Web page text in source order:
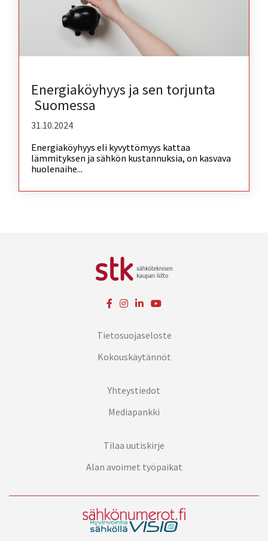
Energiaköyhyys ja sen torjunta
Suomessa
31.10.2024
Energiaköyhyys eli kyvyttömyys kattaa
lämmityksen ja sähkön kustannuksia, on kasvava
huolenaihe...
Tietosuojaseloste
Kokouskäytännöt
Yhteystiedot
Mediapankki
Tilaa uutiskirje
Alan avoimet työpaikat